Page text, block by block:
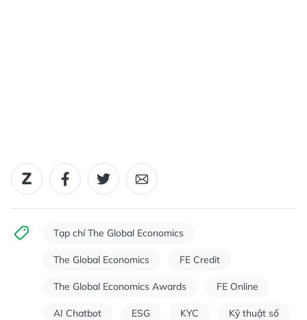
Tạp chí The Global Economics
The Global Economics FE Credit
The Global Economics Awards FE Online
AI Chatbot ESG KYC Kỹ thuật số